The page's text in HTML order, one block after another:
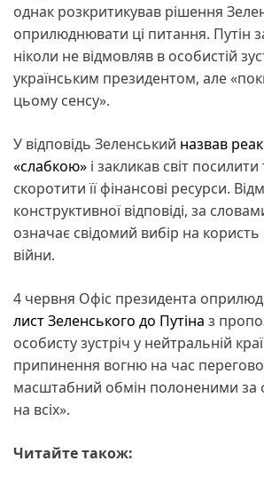
однак розкритикував рішення
оприлюднювати ці питання. Путін
ніколи не відмовляв в особистій
українським президентом, але
цьому сенсу».
У відповідь Зеленський назвав
«слабкою» і закликав світ
скоротити її фінансові ресурси.
конструктивної відповіді, за
означає свідомий вибір на
війни.
4 червня Офіс президента
лист Зеленського до Путіна з
особисту зустріч у нейтральній
припинення вогню на час
масштабний обмін полоненими за
на всіх».
Читайте також: